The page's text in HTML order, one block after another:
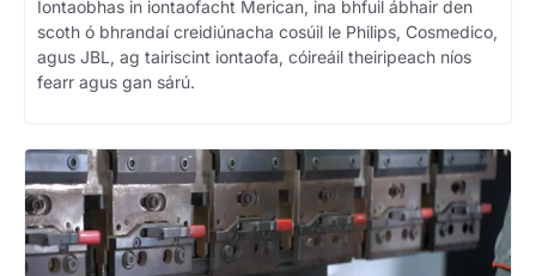
Iontaobhas in iontaofacht Merican, ina bhfuil ábhair den
scoth ó bhrandaí creidiúnacha cosúil le Philips, Cosmedico,
agus JBL, ag tairiscint iontaofa, cóireáil theiripeach níos
fearr agus gan sárú.